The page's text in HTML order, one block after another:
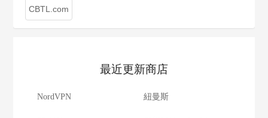
CBTL.com
最近更新商店
NordVPN 紐曼斯